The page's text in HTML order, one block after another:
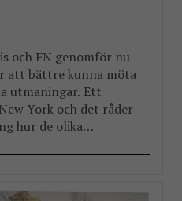
och FN genomför nu
att bättre kunna möta
utmaningar. Ett
York och det råder
hur de olika
är stärkandet av